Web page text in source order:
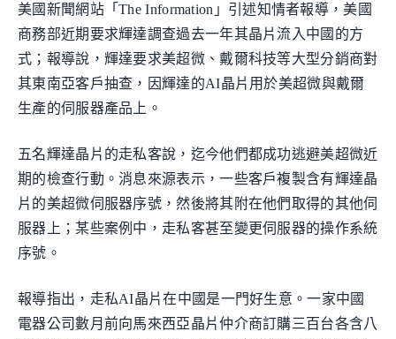
美國新聞網站「The Information」引述知情者報導，美國
商務部近期要求輝達調查過去一年其晶片流入中國的方
式；報導說，輝達要求美超微、戴爾科技等大型分銷商對
其東南亞客戶抽查，因輝達的AI晶片用於美超微與戴爾
生產的伺服器產品上。
五名輝達晶片的走私客說，迄今他們都成功逃避美超微近
期的檢查行動。消息來源表示，一些客戶複製含有輝達晶
片的美超微伺服器序號，然後將其附在他們取得的其他伺
服器上；某些案例中，走私客甚至變更伺服器的操作系統
序號。
報導指出，走私AI晶片在中國是一門好生意。一家中國
電器公司數月前向馬來西亞晶片仲介商訂購三百台各含八